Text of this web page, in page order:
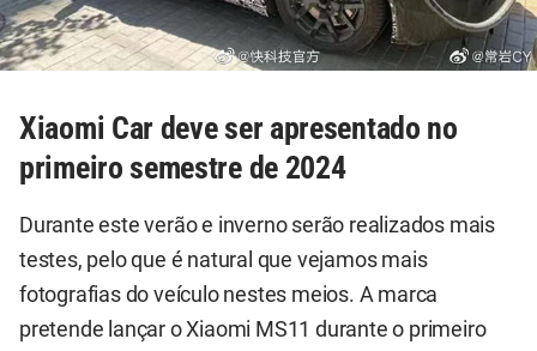
Xiaomi Car deve ser apresentado no
primeiro semestre de 2024
Durante este verão e inverno serão realizados mais
testes, pelo que é natural que vejamos mais
fotografias do veículo nestes meios. A marca
pretende lançar o Xiaomi MS11 durante o primeiro